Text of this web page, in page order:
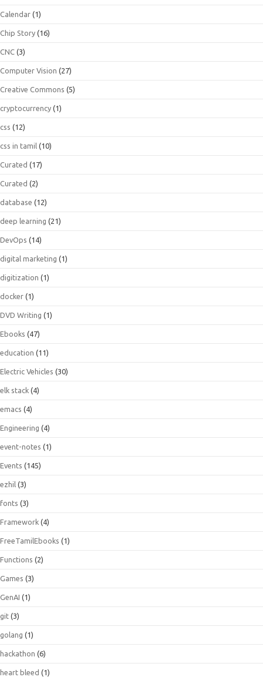
Calendar (1)
Chip Story (16)
CNC (3)
Computer Vision (27)
Creative Commons (5)
cryptocurrency (1)
css (12)
css in tamil (10)
Curated (17)
Curated (2)
database (12)
deep learning (21)
DevOps (14)
digital marketing (1)
digitization (1)
docker (1)
DVD Writing (1)
Ebooks (47)
education (11)
Electric Vehicles (30)
elk stack (4)
emacs (4)
Engineering (4)
event-notes (1)
Events (145)
ezhil (3)
fonts (3)
Framework (4)
FreeTamilEbooks (1)
Functions (2)
Games (3)
GenAI (1)
git (3)
golang (1)
hackathon (6)
heart bleed (1)